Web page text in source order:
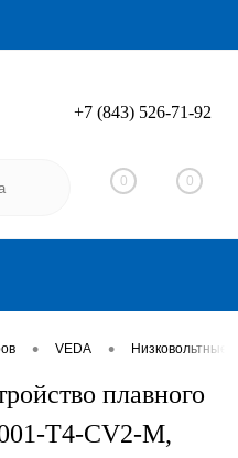
Вход Регистрация
+7 (843) 526-71-92
0 0
• VEDA •
плавного
T4-CV2-M,